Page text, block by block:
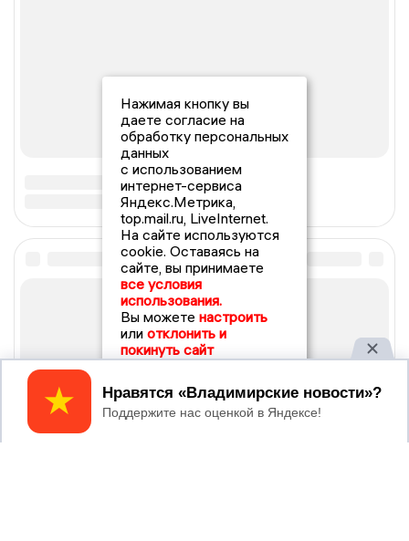
Нажимая кнопку вы
даете согласие на
обработку персональных
данных
с использованием
интернет-сервиса
Яндекс.Метрика,
top.mail.ru, LiveInternet.
На сайте используются
cookie. Оставаясь на
сайте, вы принимаете
все условия
использования.
Вы можете настроить
или отклонить и
покинуть сайт
Принять